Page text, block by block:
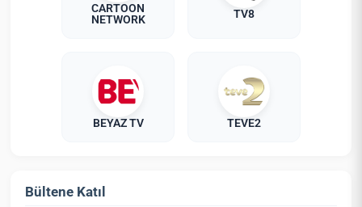
CARTOON
NETWORK
TV8
BEYAZ TV TEVE2
Bültene Katıl